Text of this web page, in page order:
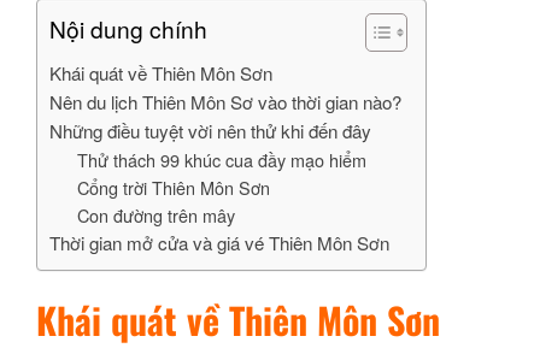
Nội dung chính
Khái quát về Thiên Môn Sơn
Nên du lịch Thiên Môn Sơ vào thời gian nào?
Những điều tuyệt vời nên thử khi đến đây
Thử thách 99 khúc cua đầy mạo hiểm
Cổng trời Thiên Môn Sơn
Con đường trên mây
Thời gian mở cửa và giá vé Thiên Môn Sơn
Khái quát về Thiên Môn Sơn